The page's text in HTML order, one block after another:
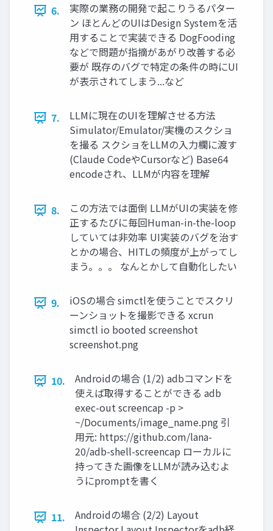
6.
実際の業務の開発で起こりうるパター
ン ほとんどのUIはDesign Systemを活
用することで実装できる DogFooding
などで問題が指摘があがり改善する必
要が 既存のバグで特定の条件の時にUI
が表示されてしまう...など
7.
LLMに現在のUIを理解させる方法
Simulator/Emulator/実機のスクショ
を撮る スクショをLLMの入力欄に渡す
(Claude CodeやCursorなど) Base64
encodeされ、LLMが内容を理解
8.
この方法では面倒 LLMがUIの実装を修
正するたびに毎回Human-in-the-loop
していては非効率 UI実装のバグを治す
とかの場合、HITLの頻度が上がってし
まう。。。 なんとかして自動化したい
9.
iOSの場合 simctlを使うことでスクリ
ーンショットを撮影できる xcrun
simctl io booted screenshot
screenshot.png
10.
Androidの場合 (1/2) adbコマンドを
使えば取得することができる adb
exec-out screencap -p >
~/Documents/image_name.png 引
用元: https://github.com/lana-
20/adb-shell-screencap ローカルに
持ってきた画像をLLMが読み込むよ
うにpromptを書く
11.
Androidの場合 (2/2) Layout